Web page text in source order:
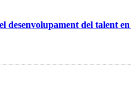
del talent